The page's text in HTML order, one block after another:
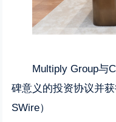
Multiply Group与
碑意义的投资协议并
SWire）